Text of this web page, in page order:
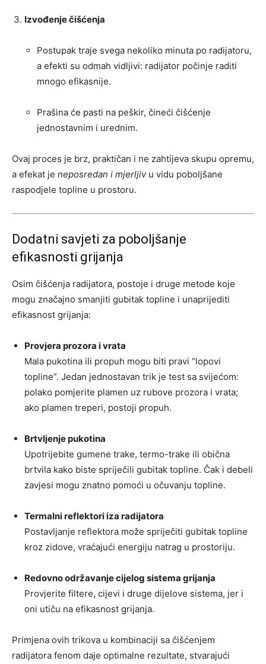
Izvođenje čišćenja
Postupak traje svega nekoliko minuta po radijatoru,
a efekti su odmah vidljivi: radijator počinje raditi
mnogo efikasnije.
Prašina će pasti na peškir, čineći čišćenje
jednostavnim i urednim.
Ovaj proces je brz, praktičan i ne zahtijeva skupu opremu,
a efekat je neposredan i mjerljivu vidu poboljšane
raspodjele topline u prostoru.
Dodatni savjeti za poboljšanje
efikasnosti grijanja
Osim čišćenja radijatora, postoje i druge metode koje
mogu značajno smanjiti gubitak topline i unaprijediti
efikasnost grijanja:
Provjera prozora i vrata
Mala pukotina ili propuh mogu biti pravi “lopovi
topline”. Jedan jednostavan trik je test sa svijećom:
polako pomjerite plamen uz rubove prozora i vrata;
ako plamen treperi, postoji propuh.
Brtvljenje pukotina
Upotrijebite gumene trake, termo-trake ili obična
brtvila kako biste spriječili gubitak topline. Čak i debeli
zavjesi mogu znatno pomoći u očuvanju topline.
Termalni reflektori iza radijatora
Postavljanje reflektora može spriječiti gubitak topline
kroz zidove, vraćajući energiju natrag u prostoriju.
Redovno održavanje cijelog sistema grijanja
Provjerite filtere, cijevi i druge dijelove sistema, jer i
oni utiču na efikasnost grijanja.
Primjena ovih trikova u kombinaciji sa čišćenjem
radijatora fenom daje optimalne rezultate, stvarajući